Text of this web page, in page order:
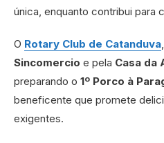
única, enquanto contribui para
O Rotary Club de Catanduva
Sincomercio e pela Casa da
preparando o 1º Porco à
beneficente que promete
exigentes.